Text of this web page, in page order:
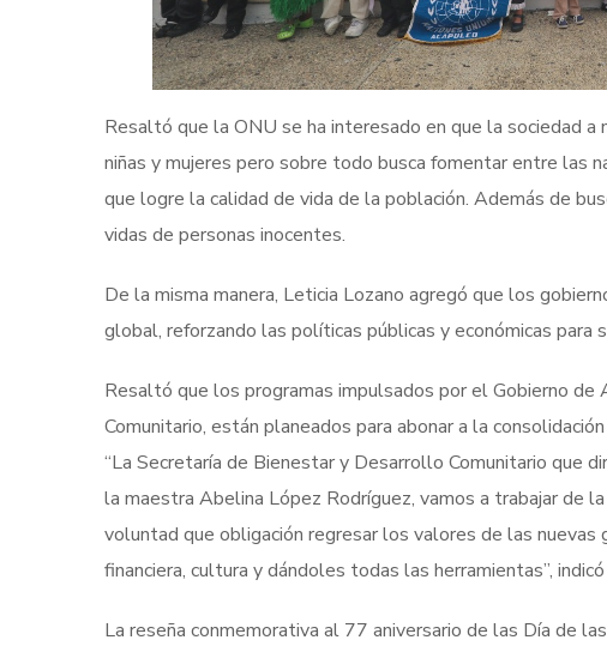
Resaltó que la ONU se ha interesado en que la sociedad
niñas y mujeres pero sobre todo busca fomentar entre las
que logre la calidad de vida de la población. Además de
vidas de personas inocentes.
De la misma manera, Leticia Lozano agregó que los
global, reforzando las políticas públicas y económicas para
Resaltó que los programas impulsados por el Gobierno
Comunitario, están planeados para abonar a la
“La Secretaría de Bienestar y Desarrollo Comunitario que
la maestra Abelina López Rodríguez, vamos a trabajar de
voluntad que obligación regresar los valores de las nuevas
financiera, cultura y dándoles todas las herramientas”,
La reseña conmemorativa al 77 aniversario de las Día de